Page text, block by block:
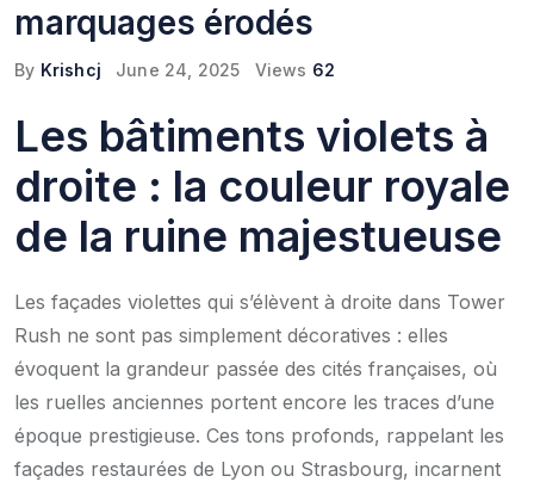
marquages érodés
By Krishcj June 24, 2025 Views 62
Les bâtiments violets à
droite : la couleur royale
de la ruine majestueuse
Les façades violettes qui s’élèvent à droite dans Tower
Rush ne sont pas simplement décoratives : elles
évoquent la grandeur passée des cités françaises, où
les ruelles anciennes portent encore les traces d’une
époque prestigieuse. Ces tons profonds, rappelant les
façades restaurées de Lyon ou Strasbourg, incarnent